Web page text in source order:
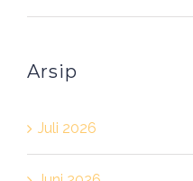
Arsip
Juli 2026